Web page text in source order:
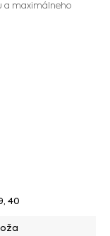
a maximálneho
, 40